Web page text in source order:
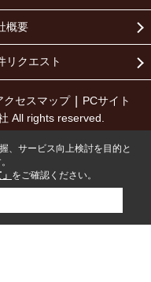
概要
リクエスト
クセスマップ
PCサイト
All rights reserved.
、サービス向上検討を目的と
をご確認ください。